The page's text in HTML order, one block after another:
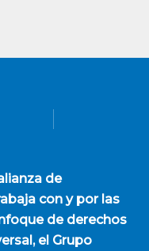
de
con y por las
de derechos
el Grupo